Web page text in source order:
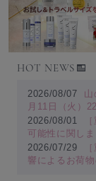
HOT NEWS
2026/08/07
山
月11日（火）
2026/08/01
可能性に関しま
2026/07/29
響によるお荷